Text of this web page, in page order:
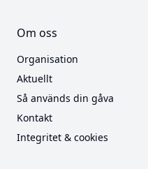
Om oss
Organisation
Aktuellt
Så används din gåva
Kontakt
Integritet & cookies